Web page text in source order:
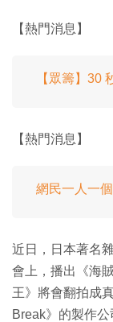
【熱門消息】
【眾籌】30
【熱門消息】
網民一人一
近日，日本著名
會上，播出《海
王》將會翻拍成
Break》的製作